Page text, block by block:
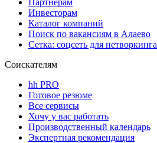
Инвесторам
Каталог компаний
Поиск по вакансиям в Алаево
Сетка: соцсеть для нетворкинга
Соискателям
hh PRO
Готовое резюме
Все сервисы
Хочу у вас работать
Производственный календарь
Экспертная рекомендация